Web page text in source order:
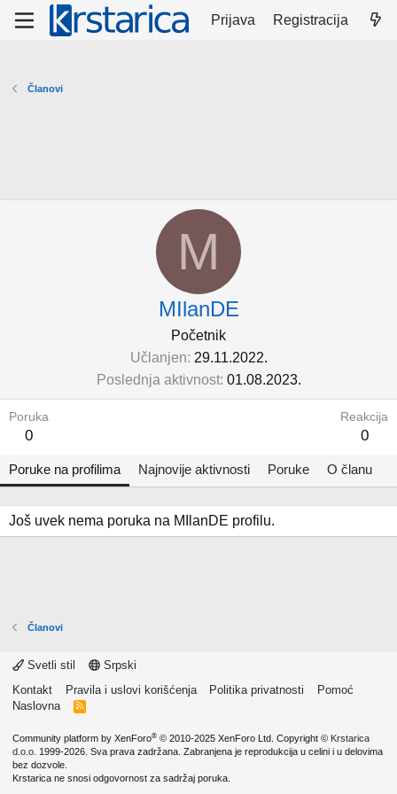
Prijava Registracija
Članovi
M
MIlanDE
Početnik
Učlanjen 29.11.2022.
Poslednja aktivnost 01.08.2023.
Poruka
0
Reakcija
0
Poruke na profilima Najnovije aktivnosti Poruke O članu
Još uvek nema poruka na MIlanDE profilu.
Članovi
Svetli stil
Srpski
Kontakt
Pravila i uslovi korišćenja Politika privatnosti
Pomoć
Naslovna
R
Community platform by XenForo® © 2010-2025 XenForo Ltd. Copyright © Krstarica
d.o.o. 1999-2026. Sva prava zadržana. Zabranjena je reprodukcija u celini i u delovima
bez dozvole.
Krstarica ne snosi odgovornost za sadržaj poruka.